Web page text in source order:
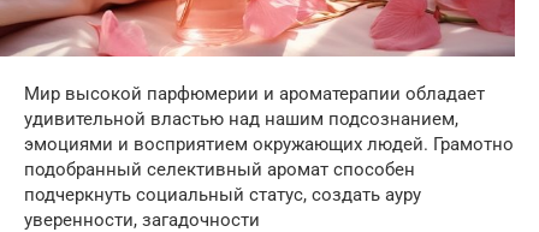
Мир высокой парфюмерии и ароматерапии обладает
удивительной властью над нашим подсознанием,
эмоциями и восприятием окружающих людей. Грамотно
подобранный селективный аромат способен
подчеркнуть социальный статус, создать ауру
уверенности, загадочности